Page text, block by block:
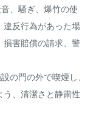
、騒ぎ、爆竹の使
違反行為があった場
損害賠償の請求、警
の門の外で喫煙し、
、清潔さと静粛性